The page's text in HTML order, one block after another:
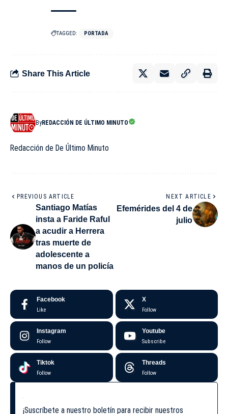
TAGGED: PORTADA
Share This Article
ByREDACCIÓN DE ÚLTIMO MINUTO
Redacción de De Último Minuto
PREVIOUS ARTICLE
Santiago Matías
insta a Faride Raful
a acudir a Herrera
tras muerte de
adolescente a
manos de un policía
NEXT ARTICLE
Efemérides del 4 de
julio
Facebook
Like
X
Follow
Instagram
Follow
Youtube
Subscribe
Tiktok
Follow
Threads
Follow
¡Suscríbete a nuestro boletín para recibir nuestros